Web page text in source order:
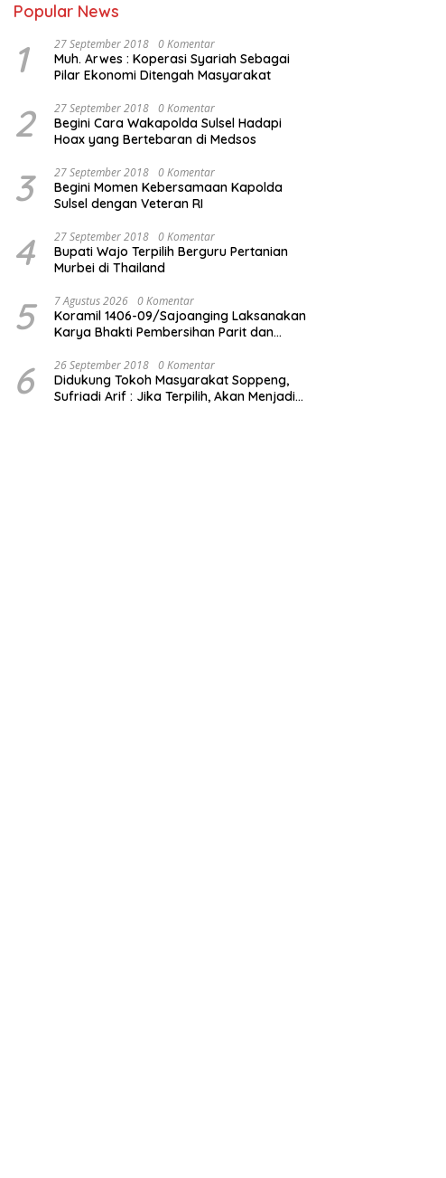
Popular News
1 27 September 2018 0 Komentar
Muh. Arwes : Koperasi Syariah Sebagai
Pilar Ekonomi Ditengah Masyarakat
2 27 September 2018 0 Komentar
Begini Cara Wakapolda Sulsel Hadapi
Hoax yang Bertebaran di Medsos
3 27 September 2018 0 Komentar
Begini Momen Kebersamaan Kapolda
Sulsel dengan Veteran RI
4 27 September 2018 0 Komentar
Bupati Wajo Terpilih Berguru Pertanian
Murbei di Thailand
5 7 Agustus 2026 0 Komentar
Koramil 1406-09/Sajoanging Laksanakan
Karya Bhakti Pembersihan Parit dan
6 26 September 2018 0 Komentar
Didukung Tokoh Masyarakat Soppeng,
Sufriadi Arif : Jika Terpilih, Akan Menjadi